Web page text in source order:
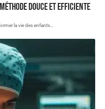
douce et efficiente
la vie des enfants